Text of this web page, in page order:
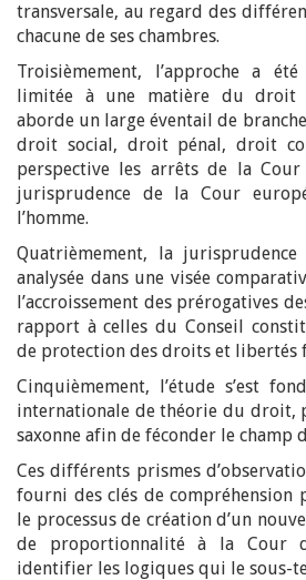
transversale, au regard des
chacune de ses chambres.
Troisièmement, l’approche a
limitée à une matière du droit
aborde un large éventail de
droit social, droit pénal, droit
perspective les arrêts de la Cour
jurisprudence de la Cour
l’homme.
Quatrièmement, la
analysée dans une visée
l’accroissement des prérogatives
rapport à celles du Conseil
de protection des droits et libertés
Cinquièmement, l’étude s’est
internationale de théorie du droit,
saxonne afin de féconder le champ
Ces différents prismes
fourni des clés de compréhension
le processus de création d’un
de proportionnalité à la Cour
identifier les logiques qui le sous-